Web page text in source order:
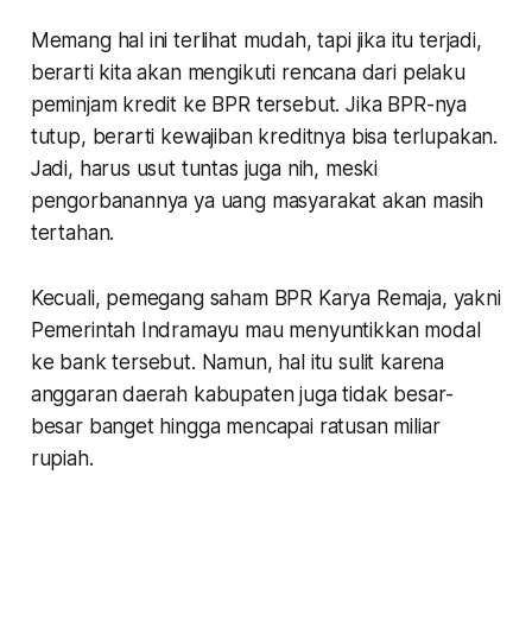
Memang hal ini terlihat mudah, tapi jika itu terjadi,
berarti kita akan mengikuti rencana dari pelaku
peminjam kredit ke BPR tersebut. Jika BPR-nya
tutup, berarti kewajiban kreditnya bisa terlupakan.
Jadi, harus usut tuntas juga nih, meski
pengorbanannya ya uang masyarakat akan masih
tertahan.
Kecuali, pemegang saham BPR Karya Remaja, yakni
Pemerintah Indramayu mau menyuntikkan modal
ke bank tersebut. Namun, hal itu sulit karena
anggaran daerah kabupaten juga tidak besar-
besar banget hingga mencapai ratusan miliar
rupiah.